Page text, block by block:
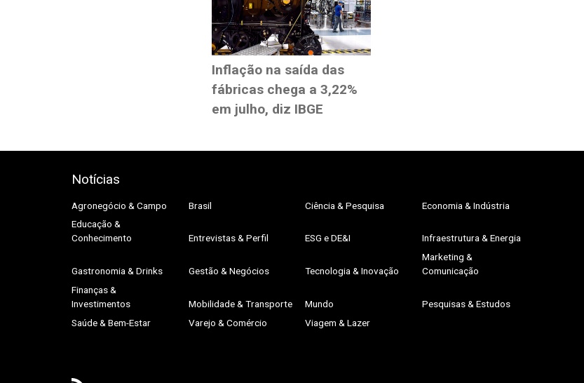
Inflação na saída das
fábricas chega a 3,22%
em julho, diz IBGE
Notícias
Agronegócio & Campo Brasil Ciência & Pesquisa
Economia & Indústria
Educação &
Conhecimento
Entrevistas & Perfil ESG e DE&I Infraestrutura & Energia
Gastronomia & Drinks Gestão & Negócios Tecnologia & Inovação
Marketing &
Comunicação
Finanças &
Investimentos
Mobilidade & Transporte Mundo
Pesquisas & Estudos
Saúde & Bem-Estar
Varejo & Comércio Viagem & Lazer